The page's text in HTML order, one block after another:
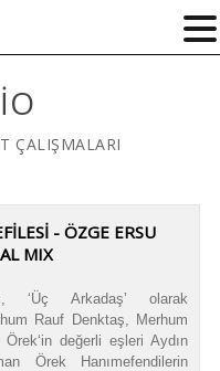
ÇALIŞMALARI
- ÖZGE ERSU
MIX
‘Üç Arkadaş’ olarak
Rauf Denktaş, Merhum
değerli eşleri Aydın
Örek Hanımefendilerin